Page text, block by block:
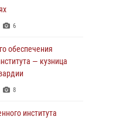
6
обеспечения
— кузница
8
института